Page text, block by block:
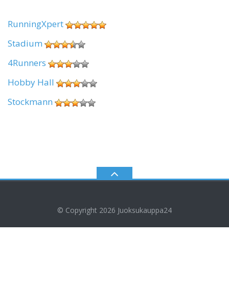
RunningXpert
Stadium
4Runners
Hobby Hall
Stockmann
© Copyright 2026 Juoksukauppa24